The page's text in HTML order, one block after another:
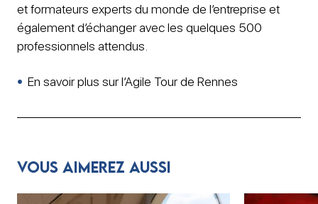
et formateurs experts du monde de l’entreprise et
également d’échanger avec les quelques 500
professionnels attendus.
En savoir plus sur l’Agile Tour de Rennes
Vous aimerez aussi